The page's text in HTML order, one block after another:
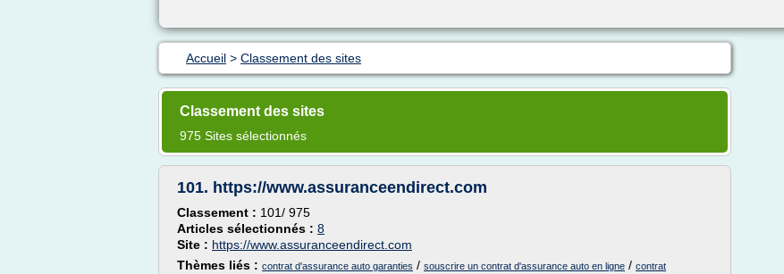
Accueil > Classement des sites
Classement des sites
975 Sites sélectionnés
101. https://www.assuranceendirect.com
Classement : 101/ 975
Articles sélectionnés : 8
Site : https://www.assuranceendirect.com
Thèmes liés : contrat d'assurance auto garanties / souscrire un contrat d'assurance auto en ligne / contrat